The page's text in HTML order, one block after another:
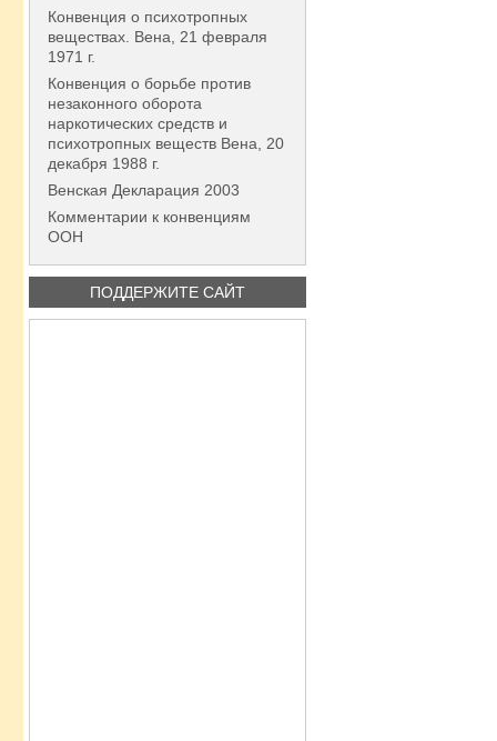
Конвенция о психотропных
веществах. Вена, 21 февраля
1971 г.
Конвенция о борьбе против
незаконного оборота
наркотических средств и
психотропных веществ Вена, 20
декабря 1988 г.
Венская Декларация 2003
Комментарии к конвенциям
ООН
ПОДДЕРЖИТЕ САЙТ